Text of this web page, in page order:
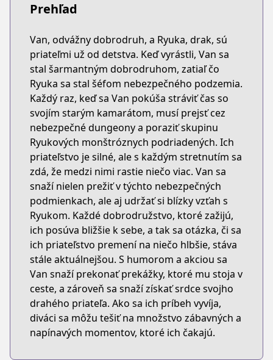
Prehľad
Van, odvážny dobrodruh, a Ryuka, drak, sú
priateľmi už od detstva. Keď vyrástli, Van sa
stal šarmantným dobrodruhom, zatiaľ čo
Ryuka sa stal šéfom nebezpečného podzemia.
Každý raz, keď sa Van pokúša stráviť čas so
svojím starým kamarátom, musí prejsť cez
nebezpečné dungeony a poraziť skupinu
Ryukových monštróznych podriadených. Ich
priateľstvo je silné, ale s každým stretnutím sa
zdá, že medzi nimi rastie niečo viac. Van sa
snaží nielen prežiť v týchto nebezpečných
podmienkach, ale aj udržať si blízky vzťah s
Ryukom. Každé dobrodružstvo, ktoré zažijú,
ich posúva bližšie k sebe, a tak sa otázka, či sa
ich priateľstvo premení na niečo hlbšie, stáva
stále aktuálnejšou. S humorom a akciou sa
Van snaží prekonať prekážky, ktoré mu stoja v
ceste, a zároveň sa snaží získať srdce svojho
drahého priateľa. Ako sa ich príbeh vyvíja,
diváci sa môžu tešiť na množstvo zábavných a
napínavých momentov, ktoré ich čakajú.